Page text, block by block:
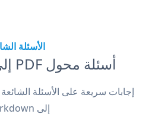
الأسئلة
أسئلة محول PDF إلى Markdown
إلى Markdown.